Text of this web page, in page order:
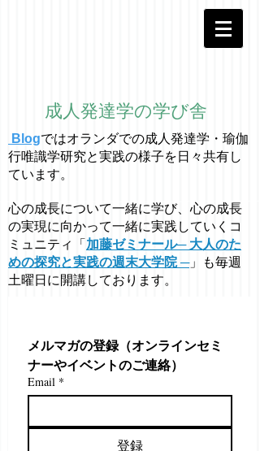
成人発達学の学び舎
Blogではオラ ンダでの成人発達学・ 瑜伽
行唯識学研究と実践の様子を日々共有し
ています。
心の成長について一緒に学び、心の成長
の実現に向かって一緒に実践していくコ
ミュニティ「 加藤ゼミナール─ 大人のた
めの探究と実践の週末大学院 ─」も毎週
土曜日に開講しております。
メルマガの登録（オンラインセミ
ナーやイベントのご連絡）
Email *
登録